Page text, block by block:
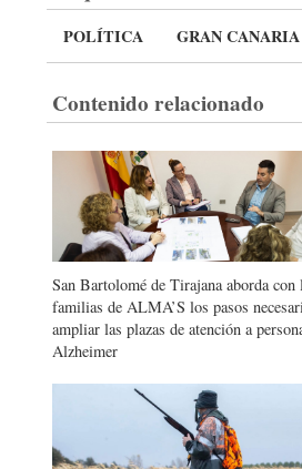
POLÍTICA GRAN CANARIA
Contenido relacionado
San Bartolomé de Tirajana aborda con
familias de ALMA’S los pasos
ampliar las plazas de atención a
Alzheimer